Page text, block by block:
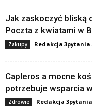
Jak zaskoczyć bliską
Poczta z kwiatami w
Zakupy Redakcja
Capleros a mocne
potrzebuje wsparcia
Zdrowie Redakcja